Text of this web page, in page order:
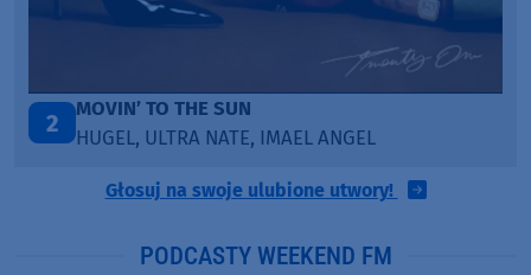
3
LEGENDARY LOVERS (SAVE ME)
KATY PERRY & CHIEF KEEF
Głosuj na swoje ulubione utwory!
PODCASTY WEEKEND FM